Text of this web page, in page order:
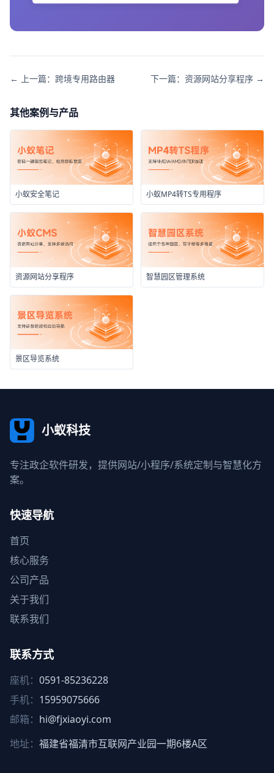
← 上一篇：跨境专用路由器 下一篇：资源网站分享程序 →
其他案例与产品
小蚁安全笔记 小蚁MP4转TS专用程序
资源网站分享程序 智慧园区管理系统
景区导览系统
小蚁科技
专注政企软件研发，提供网站/小程序/系统定制与智慧化方
案。
快速导航
首页
核心服务
公司产品
关于我们
联系我们
联系方式
座机： 0591-85236228
手机： 15959075666
邮箱： hi@fjxiaoyi.com
地址： 福建省福清市互联网产业园一期6楼A区